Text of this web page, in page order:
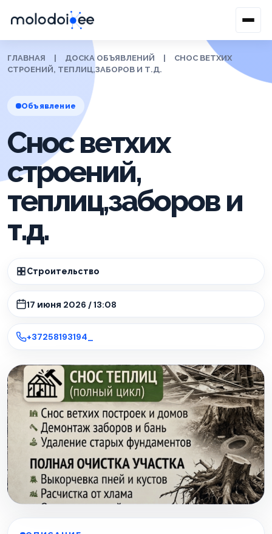
ГЛАВНАЯ ДОСКА ОБЪЯВЛЕНИЙ
СНОС ВЕТХИХ
СТРОЕНИЙ, ТЕПЛИЦ,ЗАБОРОВ И Т.Д.
Объявление
Снос ветхих
строений,
теплиц,заборов и
т.д.
Строительство
17 июня 2026 / 13:08
+37258193194_